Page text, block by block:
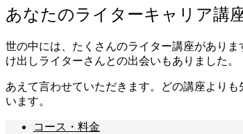
あなたのライターキャリア講
世の中には、たくさんのライター講座があり
け出しライターさんとの出会いもありました
あえて言わせていただきます。どの講座より
います。
コース・料金